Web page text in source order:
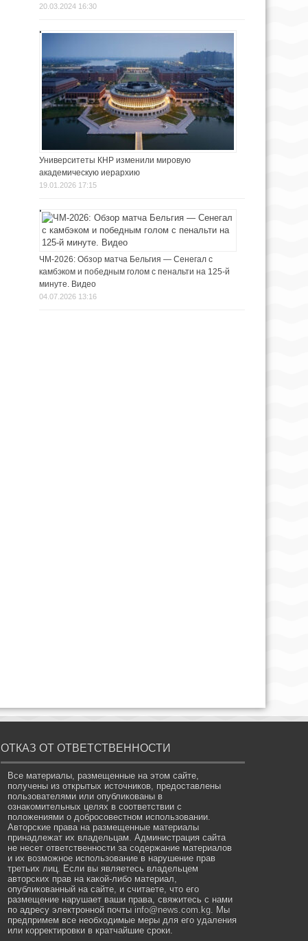
20.03.2024 16:30
Университеты КНР изменили мировую
академическую иерархию
19.01.2026 17:15
ЧМ-2026: Обзор матча Бельгия — Сенегал с
камбэком и победным голом с пенальти на 125-й
минуте. Видео
04.07.2026 13:16
ОТКАЗ ОТ ОТВЕТСТВЕННОСТИ
Все материалы, размещенные на этом сайте,
получены из открытых источников, предоставлены
пользователями или опубликованы в
ознакомительных целях в соответствии с
положениями о добросовестном использовании.
Авторские права на размещенные материалы
принадлежат их владельцам. Администрация сайта
не несет ответственности за содержание материалов
и их возможное использование в нарушение прав
третьих лиц. Если вы являетесь владельцем
авторских прав на какой-либо материал,
опубликованный на сайте, и считаете, что его
размещение нарушает ваши права, свяжитесь с нами
по адресу электронной почты info@news.com.kg. Мы
предпримем все необходимые меры для его удаления
или корректировки в кратчайшие сроки.